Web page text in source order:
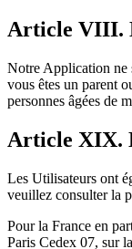
Article VIII.
Notre Application ne
vous êtes un parent
personnes âgées de
Article XIX.
Les Utilisateurs ont
veuillez consulter la
Pour la France en
Paris Cedex 07, sur